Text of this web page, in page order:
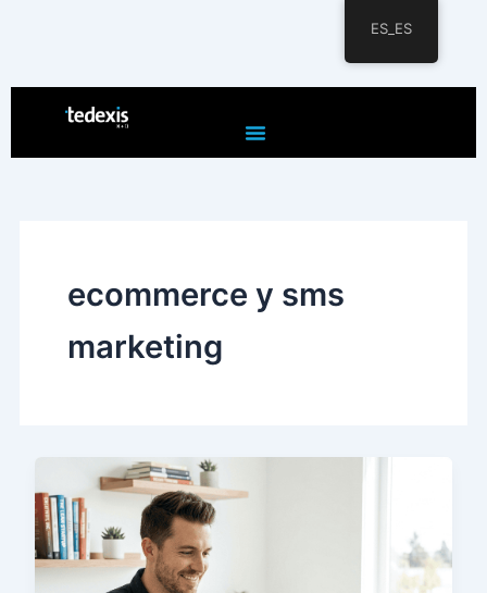
ecommerce y sms
marketing
ES_ES